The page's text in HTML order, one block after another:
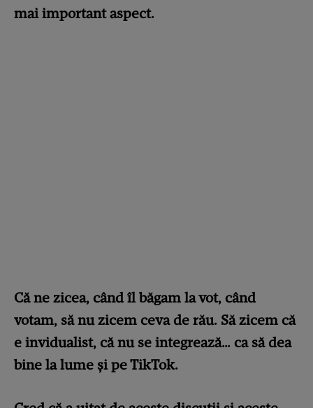
mai important aspect.
Că ne zicea, când îl băgam la vot, când
votam, să nu zicem ceva de rău. Să zicem că
e invidualist, că nu se integrează… ca să dea
bine la lume și pe TikTok.